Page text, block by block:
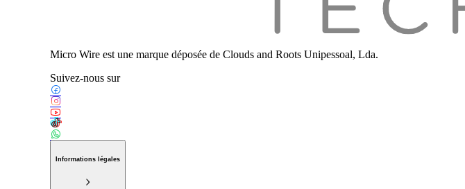
Micro Wire est une marque déposée de Clouds and Roots Unipessoal, Lda.
Suivez-nous sur
Informations légales